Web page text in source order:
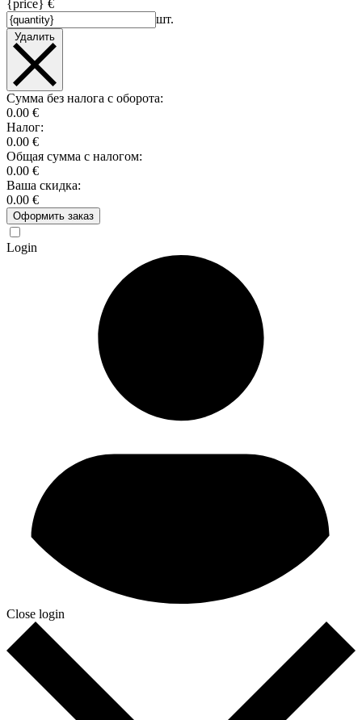
{price} €
шт.
Удалить
Сумма без налога с оборота:
0.00 €
Налог:
0.00 €
Общая сумма с налогом:
0.00 €
Ваша скидка:
0.00 €
Оформить заказ
Login
Close login